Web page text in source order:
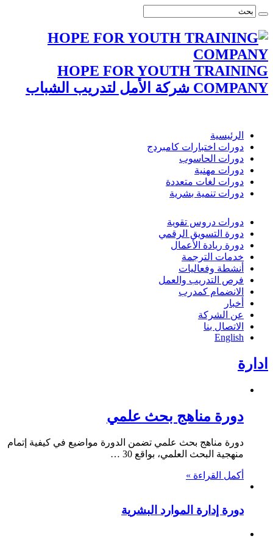
HOPE FOR YOUTH TRAINING
COMPANY شركة الأمل لتدريب الشباب
الرئيسية
دورات اختبارات كامبردج
دورات الحاسوب
دورات مهنية
دورات لغات متعددة
دورات تنمية بشرية
دورات دروس تقوية
دورة التسويق الرقمي
دورة ريادة الأعمال
خدمات الترجمة
أنشطة وفعاليات
فرص التدريب والعمل
الانضمام كمدرب
أخبار
عن الشركة
الاتصال بنا
English
ادارة
دورة مناهج بحث علمي
دورة مناهج بحث علمي تضمن الدورة مواضيع في كيفية إتمام
منهجية البحث العلمي، بواقع 30 …
أكمل القراءة »
دورة إدارة الموارد البشرية